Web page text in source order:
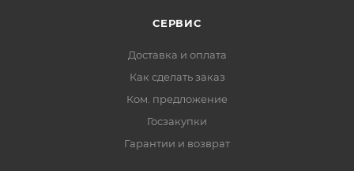
СЕРВИС
Доставка и оплата
Как сделать заказ
Ком. предложение
Госзакупки
Гарантии и возврат